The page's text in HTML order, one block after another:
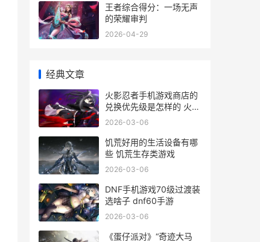
王者综合得分：一场无声
的荣耀审判
2026-04-29
经典文章
火影忍者手机游戏商店的
兑换优先级是怎样的 火影
忍者手机游戏排行榜
2026-03-06
饥荒好用的生活设备有哪
些 饥荒生存类游戏
2026-03-06
DNF手机游戏70级过渡装
选啥子 dnf60手游
2026-03-06
《蛋仔派对》“奇迹大马